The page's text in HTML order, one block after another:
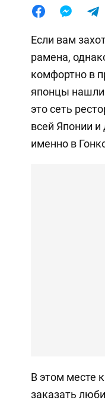
Если вам
рамена,
комфортно в
японцы
это сеть
всей Японии
именно в
В этом
заказать